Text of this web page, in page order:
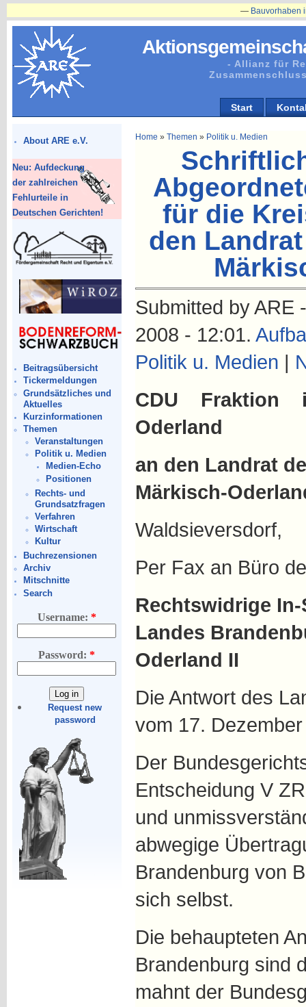
- Allianz für
Start
About ARE e.V.
Neu: Aufdeckung
der zahlreichen
Fehlurteile in
Deutschen Gerichten!
Beitragsübersicht
Tickermeldungen
Grundsätzliches und
Aktuelles
Kurzinformationen
Themen
Veranstaltungen
Politik u. Medien
Medien-Echo
Positionen
Rechts- und
Grundsatzfragen
Verfahren
Wirtschaft
Kultur
Buchrezensionen
Archiv
Mitschnitte
Search
Username: *
Password:*
Request new
password
Bauvorhaben in Plänitz
Home » Themen » Politik u. Medien
für die
den
Submitted by ARE
2008 - 12:01.
Politik u. Medien |
CDU Fraktion
Oderland
an den Landrat
Märkisch-
Waldsieversdorf,
Per Fax an Büro
Rechtswidrige
Landes
Oderland II
Die Antwort des
vom 17.
Der
Entscheidung V
und
abwegige
Brandenburg von
sich selbst.
Die behaupteten
Brandenburg sind
mahnt der